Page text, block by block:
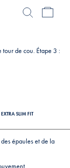
tour de cou. Étape 3 :
EXTRA SLIM FIT
épaules et de la